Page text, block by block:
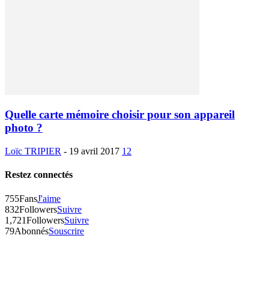
Quelle carte mémoire choisir pour son appareil
photo ?
Loïc TRIPIER - 19 avril 2017 12
Restez connectés
755FansJ'aime
832FollowersSuivre
1,721FollowersSuivre
79AbonnésSouscrire